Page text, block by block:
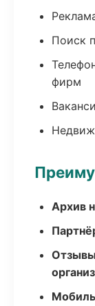
Поиск
фирм
Архив
Отзывы